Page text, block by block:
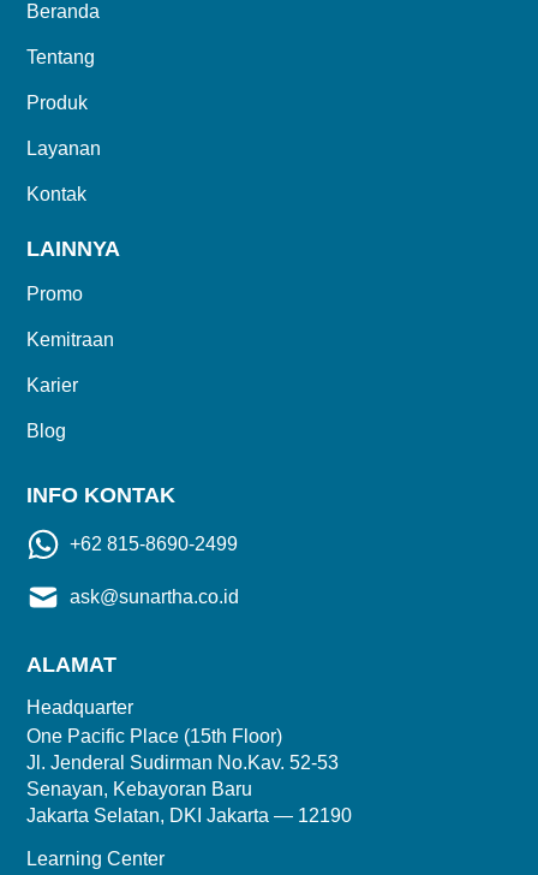
Beranda
Tentang
Produk
Layanan
Kontak
LAINNYA
Promo
Kemitraan
Karier
Blog
INFO KONTAK
+62 815-8690-2499
ask@sunartha.co.id
ALAMAT
Headquarter
One Pacific Place (15th Floor)
Jl. Jenderal Sudirman No.Kav. 52-53
Senayan, Kebayoran Baru
Jakarta Selatan, DKI Jakarta — 12190
Learning Center